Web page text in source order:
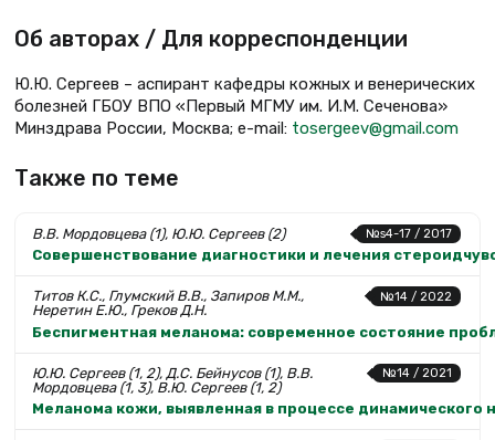
Об авторах / Для корреспонденции
Ю.Ю. Сергеев – аспирант кафедры кожных и венерических
болезней ГБОУ ВПО «Первый МГМУ им. И.М. Сеченова»
Минздрава России, Москва; e-mail: tosergeev@gmail.com
Также по теме
№s4-17 / 2017
В.В. Мордовцева (1), Ю.Ю. Сергеев (2)
Совершенствование диагностики и лечения
№14 / 2022
Титов К.С., Глумский В.В., Запиров М.М.,
Неретин Е.Ю., Греков Д.Н.
Беспигментная меланома: современное состояние
№14 / 2021
Ю.Ю. Сергеев (1, 2), Д.С. Бейнусов (1), В.В.
Мордовцева (1, 3), В.Ю. Сергеев (1, 2)
Меланома кожи, выявленная в процессе динамического